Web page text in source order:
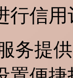
行信用
务提